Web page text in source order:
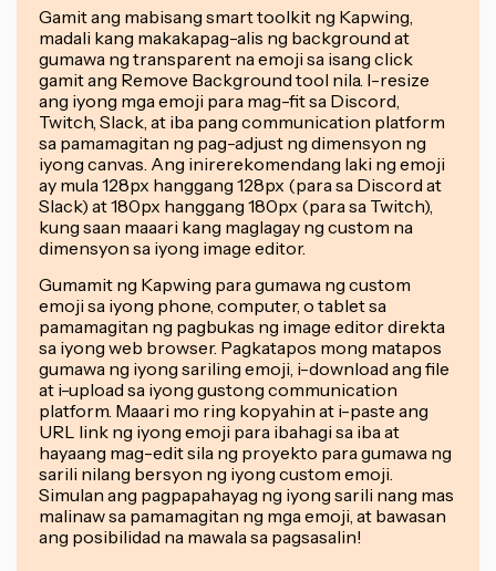
Gamit ang mabisang smart toolkit ng Kapwing,
madali kang makakapag-alis ng background at
gumawa ng transparent na emoji sa isang click
gamit ang Remove Background tool nila. I-resize
ang iyong mga emoji para mag-fit sa Discord,
Twitch, Slack, at iba pang communication platform
sa pamamagitan ng pag-adjust ng dimensyon ng
iyong canvas. Ang inirerekomendang laki ng emoji
ay mula 128px hanggang 128px (para sa Discord at
Slack) at 180px hanggang 180px (para sa Twitch),
kung saan maaari kang maglagay ng custom na
dimensyon sa iyong image editor.
Gumamit ng Kapwing para gumawa ng custom
emoji sa iyong phone, computer, o tablet sa
pamamagitan ng pagbukas ng image editor direkta
sa iyong web browser. Pagkatapos mong matapos
gumawa ng iyong sariling emoji, i-download ang file
at i-upload sa iyong gustong communication
platform. Maaari mo ring kopyahin at i-paste ang
URL link ng iyong emoji para ibahagi sa iba at
hayaang mag-edit sila ng proyekto para gumawa ng
sarili nilang bersyon ng iyong custom emoji.
Simulan ang pagpapahayag ng iyong sarili nang mas
malinaw sa pamamagitan ng mga emoji, at bawasan
ang posibilidad na mawala sa pagsasalin!